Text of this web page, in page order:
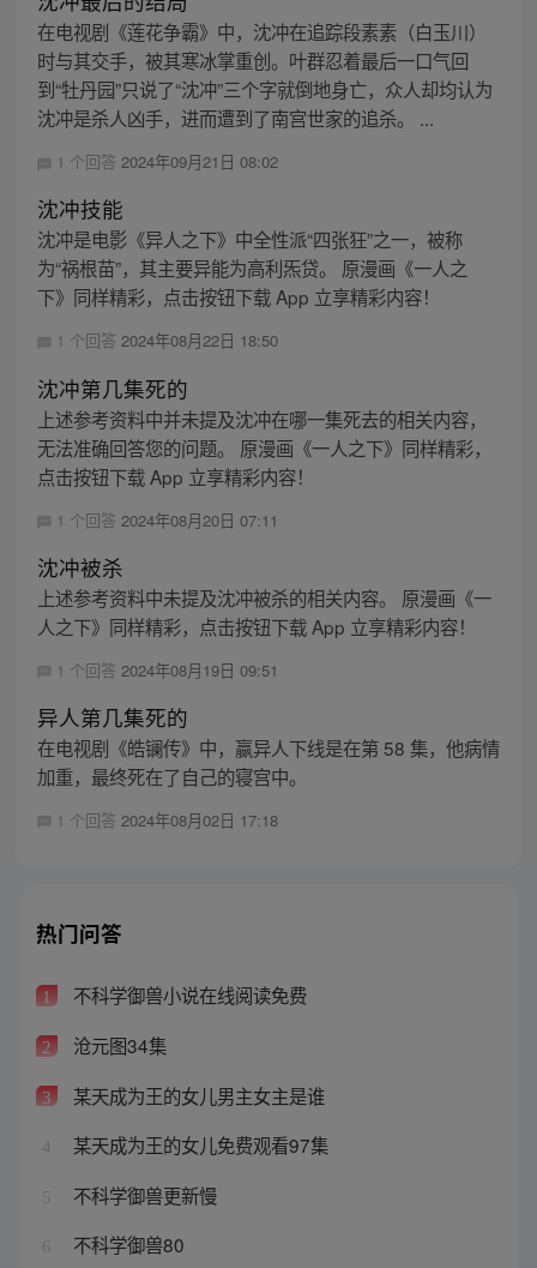
在电视剧《莲花争霸》中，沈冲在追踪段素素（白玉川）
时与其交手，被其寒冰掌重创。叶群忍着最后一口气回
到“牡丹园”只说了“沈冲”三个字就倒地身亡，众人却均认为
沈冲是杀人凶手，进而遭到了南宫世家的追杀。 ...
1 个回答 2024年09月21日 08:02
沈冲技能
沈冲是电影《异人之下》中全性派“四张狂”之一，被称
为“祸根苗”，其主要异能为高利炁贷。 原漫画《一人之
下》同样精彩，点击按钮下载 App 立享精彩内容！
1 个回答 2024年08月22日 18:50
沈冲第几集死的
上述参考资料中并未提及沈冲在哪一集死去的相关内容，
无法准确回答您的问题。 原漫画《一人之下》同样精彩，
点击按钮下载 App 立享精彩内容！
1 个回答 2024年08月20日 07:11
沈冲被杀
上述参考资料中未提及沈冲被杀的相关内容。 原漫画《一
人之下》同样精彩，点击按钮下载 App 立享精彩内容！
1 个回答 2024年08月19日 09:51
异人第几集死的
在电视剧《皓镧传》中，嬴异人下线是在第 58 集，他病情
加重，最终死在了自己的寝宫中。
1 个回答 2024年08月02日 17:18
热门问答
1 不科学御兽小说在线阅读免费
2 沧元图34集
3 某天成为王的女儿男主女主是谁
4 某天成为王的女儿免费观看97集
5 不科学御兽更新慢
6 不科学御兽80